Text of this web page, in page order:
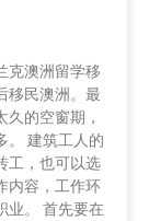
克澳洲留学移
移民澳洲。最
的空窗期，
。 建筑工人的
工，也可以选
内容，工作环
业。 首先要在